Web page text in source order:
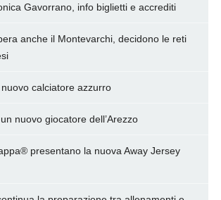
Gavorrano, info biglietti e accrediti
anche il Montevarchi, decidono le reti
calciatore azzurro
nuovo giocatore dell’Arezzo
presentano la nuova Away Jersey